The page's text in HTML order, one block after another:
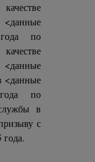
по
<данные
<данные
по
в
с
года.